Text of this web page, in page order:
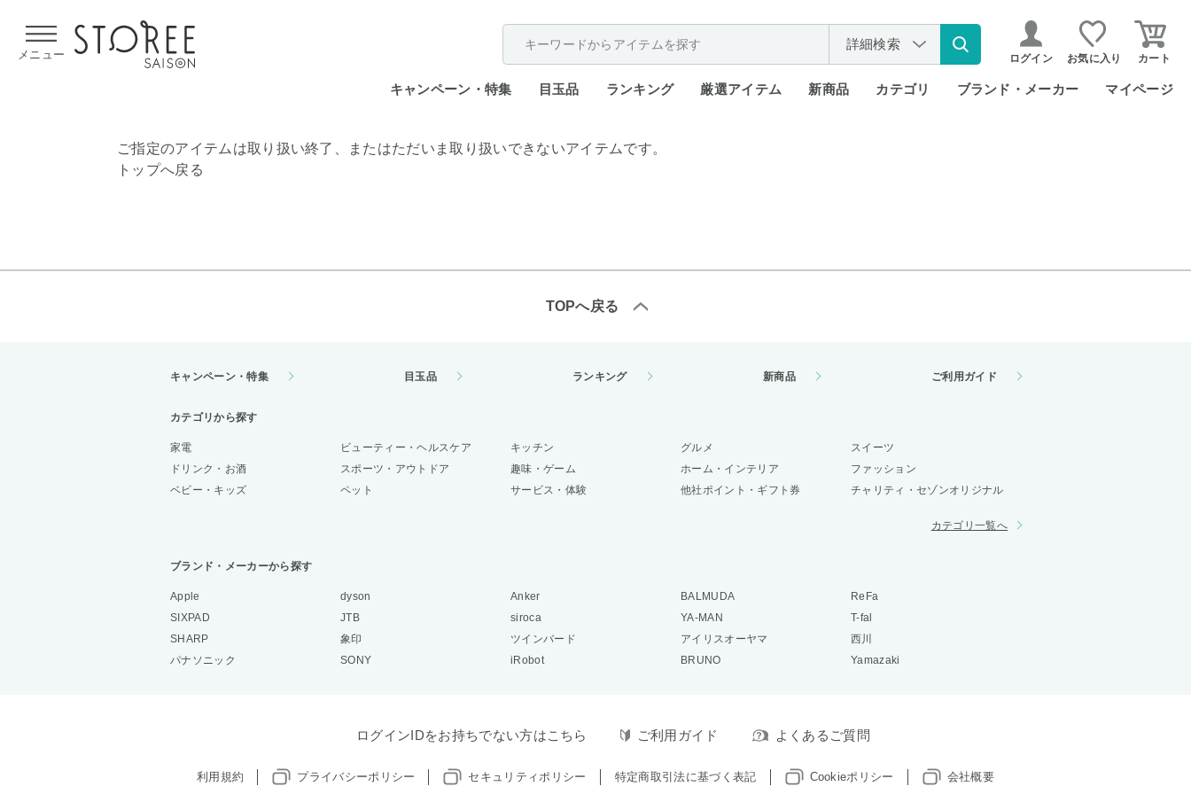
メニュー
詳細検索
ログイン お気に入り カート
キャンペーン・特集 目玉品 ランキング 厳選アイテム 新商品 カテゴリ ブランド・メーカー マイページ
ご指定のアイテムは取り扱い終了、またはただいま取り扱いできないアイテムです。
トップへ戻る
TOPへ戻る
キャンペーン・特集 目玉品 ランキング 新商品 ご利用ガイド
カテゴリから探す
家電 ビューティー・ヘルスケア キッチン グルメ
スイーツ
ドリンク・お酒
スポーツ・アウトドア 趣味・ゲーム ホーム・インテリア
ファッション
ベビー・キッズ
ペット サービス・体験 他社ポイント・ギフト券 チャリティ・セゾンオリジナル
カテゴリ一覧へ
ブランド・メーカーから探す
Apple dyson Anker BALMUDA
ReFa
SIXPAD
JTB siroca YA-MAN
T-fal
SHARP
象印 ツインバード アイリスオーヤマ
西川
パナソニック
SONY iRobot BRUNO Yamazaki
ログインIDをお持ちでない方はこちら ご利用ガイド よくあるご質問
利用規約 プライバシーポリシー セキュリティポリシー 特定商取引法に基づく表記 Cookieポリシー 会社概要